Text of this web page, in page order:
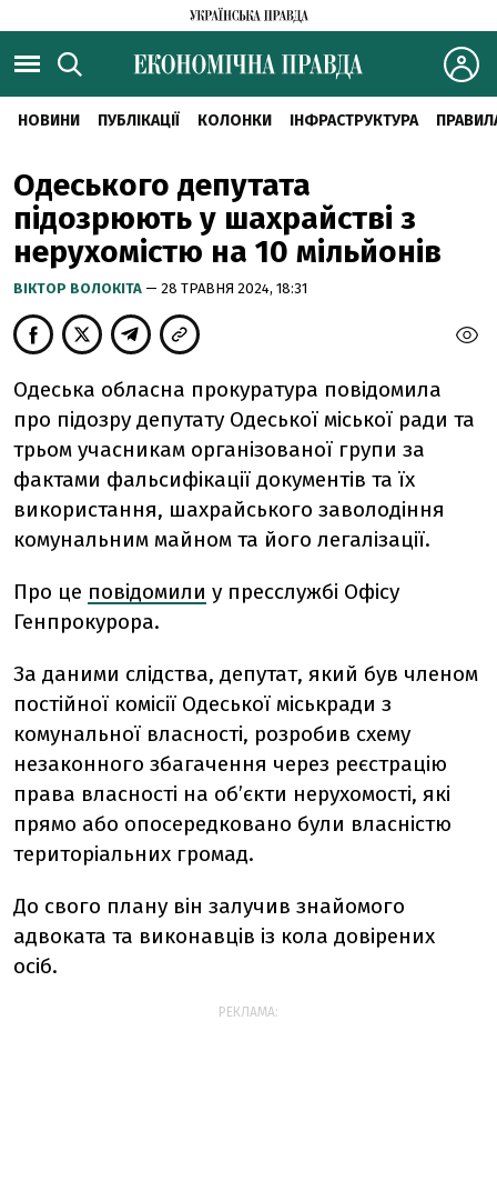
НОВИНИ ПУБЛІКАЦІЇ КОЛОНКИ ІНФРАСТРУКТУРА
Одеського депутата
підозрюють у шахрайстві з
нерухомістю на 10 мільйонів
ВІКТОР ВОЛОКІТА — 28 ТРАВНЯ 2024, 18:31
Одеська обласна прокуратура повідомила
про підозру депутату Одеської міської ради та
трьом учасникам організованої групи за
фактами фальсифікації документів та їх
використання, шахрайського заволодіння
комунальним майном та його легалізації.
Про це повідомили у пресслужбі Офісу
Генпрокурора.
За даними слідства, депутат, який був членом
постійної комісії Одеської міськради з
комунальної власності, розробив схему
незаконного збагачення через реєстрацію
права власності на об’єкти нерухомості, які
прямо або опосередковано були власністю
територіальних громад.
До свого плану він залучив знайомого
адвоката та виконавців із кола довірених
осіб.
РЕКЛАМА: